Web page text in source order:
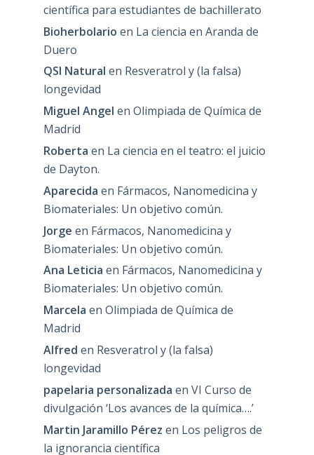
científica para estudiantes de bachillerato
Bioherbolario en La ciencia en Aranda de
Duero
QSI Natural en Resveratrol y (la falsa)
longevidad
Miguel Angel en Olimpiada de Química de
Madrid
Roberta en La ciencia en el teatro: el juicio
de Dayton.
Aparecida en Fármacos, Nanomedicina y
Biomateriales: Un objetivo común.
Jorge en Fármacos, Nanomedicina y
Biomateriales: Un objetivo común.
Ana Leticia en Fármacos, Nanomedicina y
Biomateriales: Un objetivo común.
Marcela en Olimpiada de Química de
Madrid
Alfred en Resveratrol y (la falsa)
longevidad
papelaria personalizada en VI Curso de
divulgación ‘Los avances de la química….’
Martin Jaramillo Pérez en Los peligros de
la ignorancia científica